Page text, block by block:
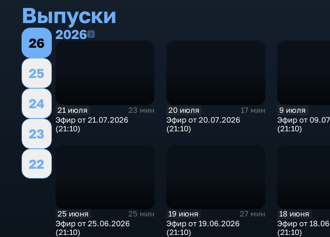
Выпуски
26
25
24
23
22
20262026
21 июля
23 мин
Эфир от 21.07.2026
(21:10)
20 июля
17 мин
Эфир от 20.07.2026
(21:10)
9 июля
Эфир от
(21:10)
25 июня
25 мин
Эфир от 25.06.2026
(21:10)
19 июня
27 мин
Эфир от 19.06.2026
(21:10)
18 июня
Эфир от
(21:10)